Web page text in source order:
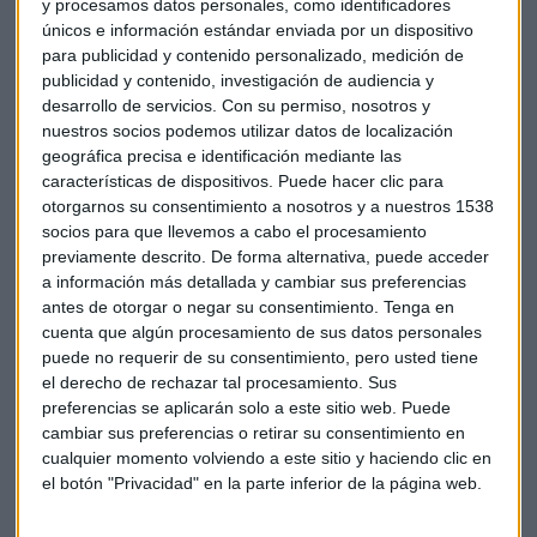
y procesamos datos personales, como identificadores
únicos e información estándar enviada por un dispositivo
para publicidad y contenido personalizado, medición de
publicidad y contenido, investigación de audiencia y
desarrollo de servicios. Con su permiso, nosotros y
nuestros socios podemos utilizar datos de localización
geográfica precisa e identificación mediante las
características de dispositivos. Puede hacer clic para
otorgarnos su consentimiento a nosotros y a nuestros 1538
socios para que llevemos a cabo el procesamiento
previamente descrito. De forma alternativa, puede acceder
a información más detallada y cambiar sus preferencias
antes de otorgar o negar su consentimiento. Tenga en
cuenta que algún procesamiento de sus datos personales
puede no requerir de su consentimiento, pero usted tiene
el derecho de rechazar tal procesamiento. Sus
preferencias se aplicarán solo a este sitio web. Puede
cambiar sus preferencias o retirar su consentimiento en
cualquier momento volviendo a este sitio y haciendo clic en
el botón "Privacidad" en la parte inferior de la página web.
gafas de realidad virtual, parece que la primera batalla
empieza en el audio, en la oreja, más concretamente. Es la
nueva generación de manos libres, con la que vamos a
hablar directamente. Platronics es el gran líder, pero Sony
ha tirado a la línea de flotación.
Se conecta al teléfono mediante NFC y hay una aplicación
para emparejarlos.Desde ella podremos elegir la
información que necesitamos que nos diga, como el tiempo
meteorológico al levantarnos, puntos importantes en la
agenda, o las notificaciones más relevantes. Sony Ear
cuenta con un sensor de proximidadpara conocer que está
dentro del oído, una vez allí nos permitirá mantener
comunicaciones bidireccionales.
https://youtu.be/-BEMxbjhyMM